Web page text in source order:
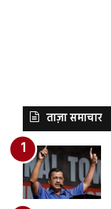
ताज़ा समाचार